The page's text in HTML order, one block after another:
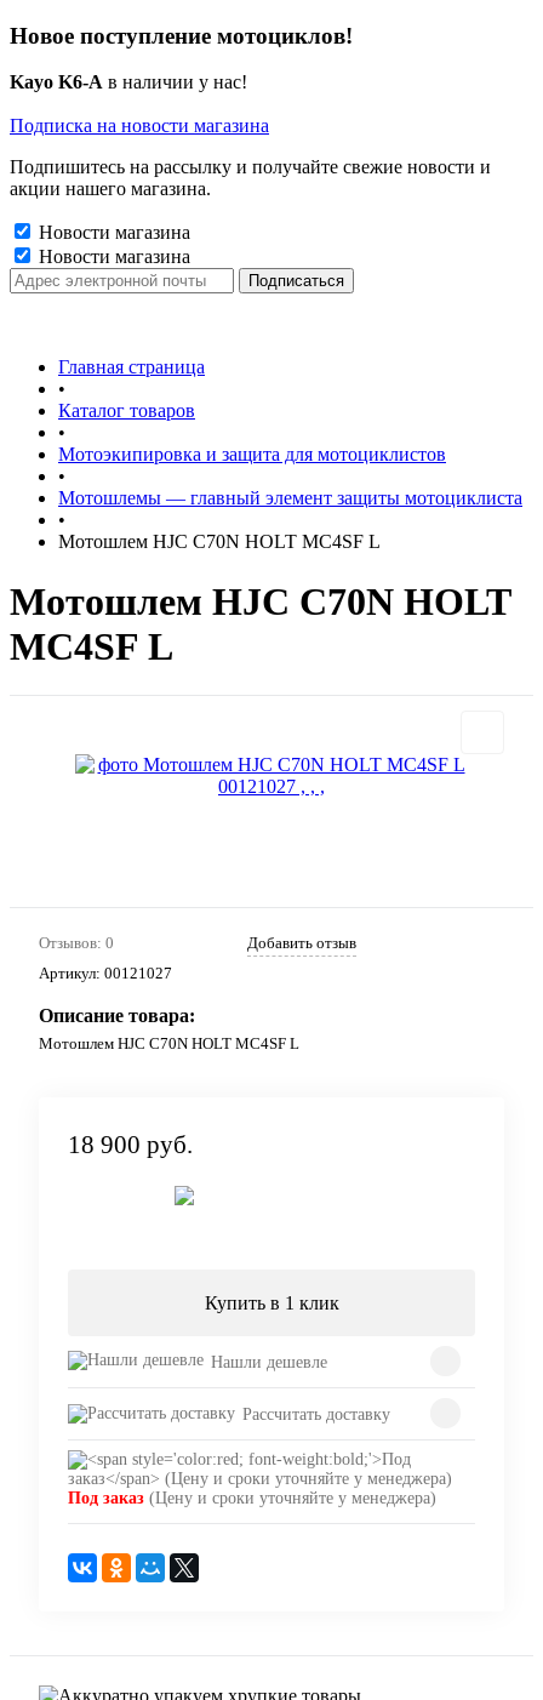
Новое поступление мотоциклов!
Kayo K6-A в наличии у нас!
Подписка на новости магазина
Подпишитесь на рассылку и получайте свежие новости и
акции нашего магазина.
Новости магазина
Новости магазина
Главная страница
•
Каталог товаров
•
Мотоэкипировка и защита для мотоциклистов
•
Мотошлемы — главный элемент защиты мотоциклиста
•
Мотошлем HJC C70N HOLT MC4SF L
Мотошлем HJC C70N HOLT
MC4SF L
Отзывов: 0
Добавить отзыв
Артикул: 00121027
Описание товара:
Мотошлем HJC C70N HOLT MC4SF L
18 900 руб.
Купить в 1 клик
Нашли дешевле
Рассчитать доставку
Под заказ (Цену и сроки уточняйте у менеджера)